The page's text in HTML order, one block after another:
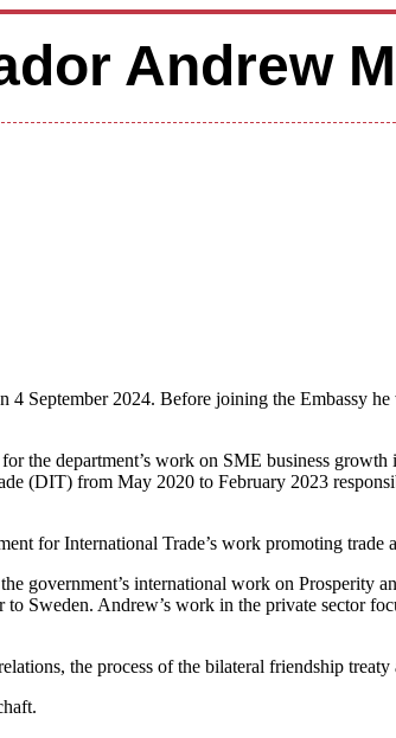
Andrew
September 2024. Before joining the Embassy
the department’s work on SME business
(DIT) from May 2020 to February 2023
for International Trade’s work promoting trade
government’s international work on Prosperity
Sweden. Andrew’s work in the private sector
the process of the bilateral friendship